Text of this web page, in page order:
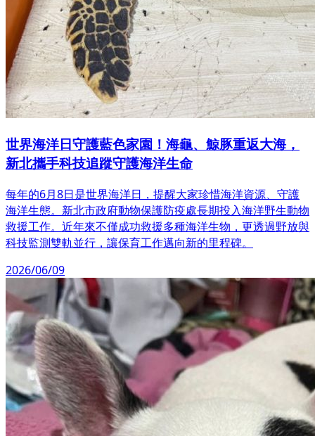
世界海洋日守護藍色家園！海龜、鯨豚重返大海，
新北攜手科技追蹤守護海洋生命
每年的6月8日是世界海洋日，提醒大家珍惜海洋資源、守護
海洋生態。新北市政府動物保護防疫處長期投入海洋野生動物
救援工作。近年來不僅成功救援多種海洋生物，更透過野放與
科技監測雙軌並行，讓保育工作邁向新的里程碑。
2026/06/09